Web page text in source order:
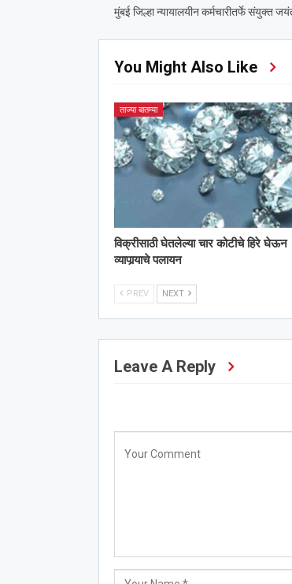
मुंबई जिल्हा न्यायालयीन कर्मचारीतर्फे संयुक्त
You Might Also Like
ताज्या बातम्या
विक्रीसाठी घेतलेल्या चार कोटीचे हिरे घेऊन
व्यापार्‍याचे पलायन
PREV NEXT
Leave A Reply